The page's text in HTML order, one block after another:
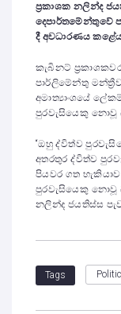
ප්‍රකාශක නලින්ද
දෙපාර්තමේන්තුවේ
දී අවධාරණය
කැබිනට්
පාර්ලිමේන්තු
අමාත්‍යාංශයේ
පුරවැසියෙකු නොවූ
“ඔහු ද්විත්ව
අතරතුර ද්විත්ව
පියවර ගත
පුරවැසියෙකු නොවූ
නලින්ද ජයතිස්ස
Tags